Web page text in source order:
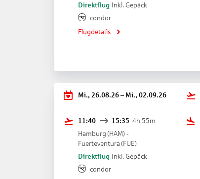
Direktflug Inkl. Gepäck
condor
Flugdetails
Mi., 26.08.26 – Mi., 02.09.26
11:40 15:35 4h 55m
Hamburg (HAM) -
Fuerteventura (FUE)
Direktflug Inkl. Gepäck
condor